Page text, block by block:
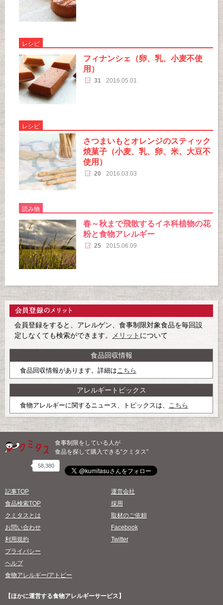
レシピ
フィナンシェ（卵、乳、小麦不使
用）
31 2016.05.01
レシピ
さつまいもとオレンジのスティック
焼菓子（小麦、乳、卵、米、大豆不
使用）
20 2016.03.03
読み物
春～秋まで飛散するイネ科植物の花
粉と食物アレルギー
25 2015.06.09
会員登録をすると、アレルゲン、食事制限対象食品を毎回設
定しなくても検索ができます。
メリット について
食品回収情報
食品回収情報があります。詳細は こちら
アレルギートピックス
食物アレルギーに関するニュース、トピックスは、 こちら
食事制限をしている人が
食品を探して購入できる“クミタス”
58,380
記事TOP
食品検索TOP
クミタスとは
お問い合わせ
利用規約
プライバシー
ヘルプ
食物アレルギー/アトピー
運営会社
採用
取材のご依頼
Facebook
Twitter
【ほかに運営する食物アレルギーサービス】